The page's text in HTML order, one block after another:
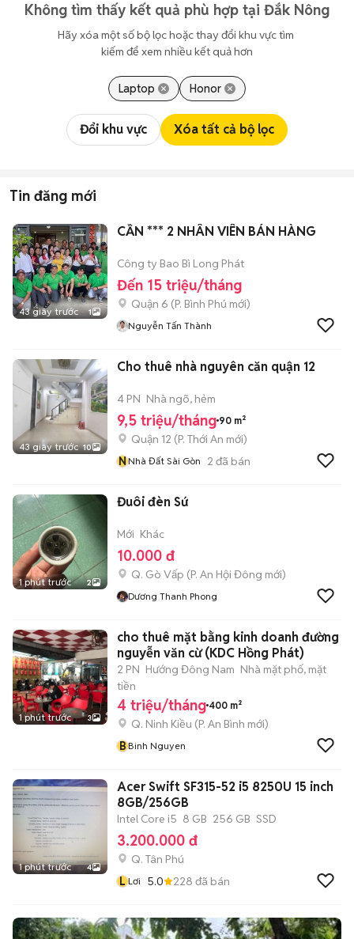
Không tìm thấy kết quả phù hợp tại Đắk Nông
Hãy xóa một số bộ lọc hoặc thay đổi khu vực tìm
kiếm để xem nhiều kết quả hơn
Laptop Honor
Đổi khu vực Xóa tất cả bộ lọc
Tin đăng mới
43 giây trước 1
CẦN *** 2 NHÂN VIÊN BÁN HÀNG
Công ty Bao Bì Long Phát
Đến 15 triệu/tháng
Quận 6 (P. Bình Phú mới)
Nguyễn Tấn Thành
43 giây trước 10
Cho thuê nhà nguyên căn quận 12
4 PN Nhà ngõ, hẻm
9,5 triệu/tháng 90 m²
Quận 12 (P. Thới An mới)
NNhà Đất Sài Gòn 2 đã bán
1 phút trước 2
Đuôi đèn Sứ
Mới Khác
10.000 đ
Q. Gò Vấp (P. An Hội Đông mới)
Dương Thanh Phong
1 phút trước 3
cho thuê mặt bằng kinh doanh đường
nguyễn văn cừ (KDC Hồng Phát)
2 PN Hướng Đông Nam Nhà mặt phố, mặt
tiền
4 triệu/tháng 400 m²
Q. Ninh Kiều (P. An Bình mới)
BBinh Nguyen
1 phút trước 4
Acer Swift SF315-52 i5 8250U 15 inch
8GB/256GB
Intel Core i5 8 GB 256 GB SSD
3.200.000 đ
Q. Tân Phú
L Lơi 5.0 228 đã bán